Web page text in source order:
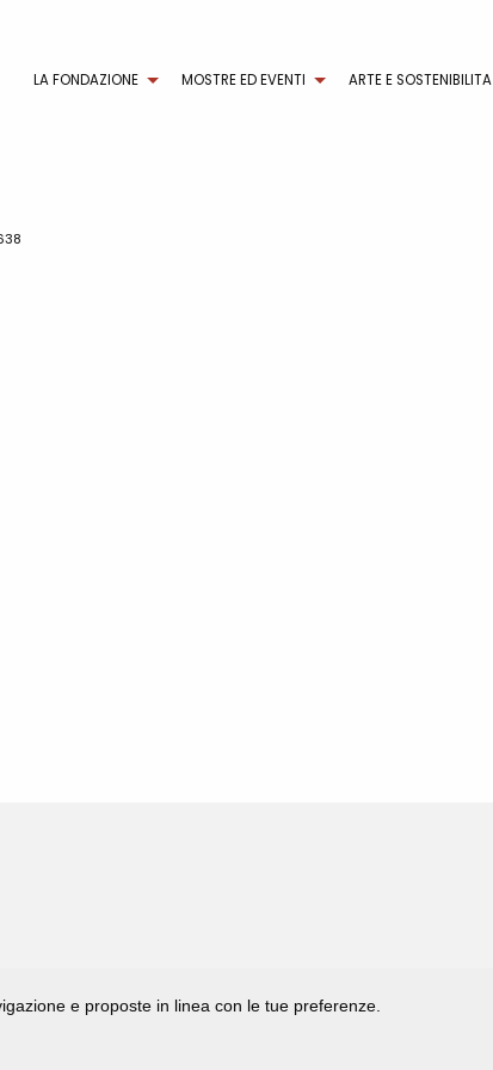
LA FONDAZIONE MOSTRE ED EVENTI ARTE E SOSTENIBILITA
e proposte in linea con le tue preferenze.